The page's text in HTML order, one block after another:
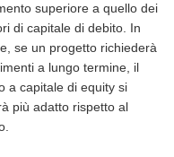
superiore a quello dei
di capitale di debito. In
se un progetto richiederà
a lungo termine, il
a capitale di equity si
più adatto rispetto al